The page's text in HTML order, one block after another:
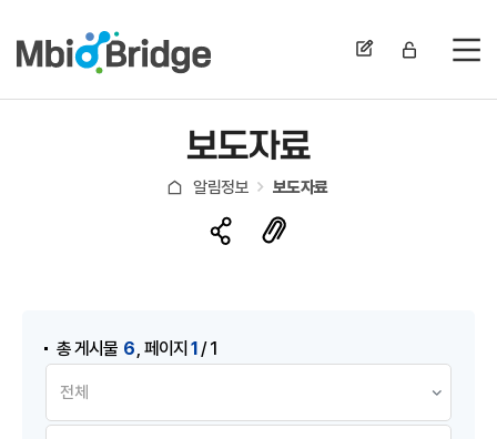
전
보도자료
알림정보 보도자료
총 게시물 6 ,페이지1/ 1